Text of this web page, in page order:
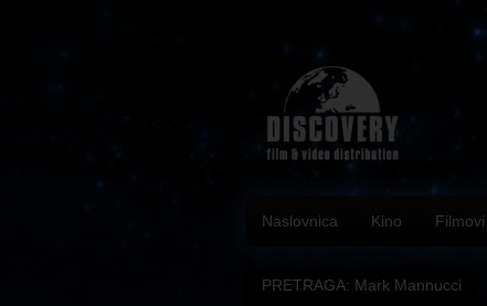
Naslovnica Kino Filmovi
PRETRAGA: Mark Mannucci